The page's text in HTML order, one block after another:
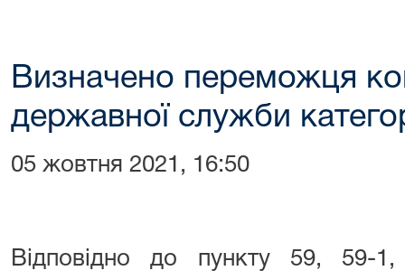
Визначено переможця
державної служби
05 жовтня 2021, 16:50
Відповідно до пункту 59, 59-